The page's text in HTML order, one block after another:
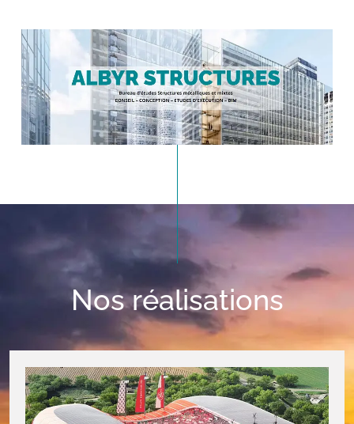
Nos réalisations
STADE DE BREST(29)